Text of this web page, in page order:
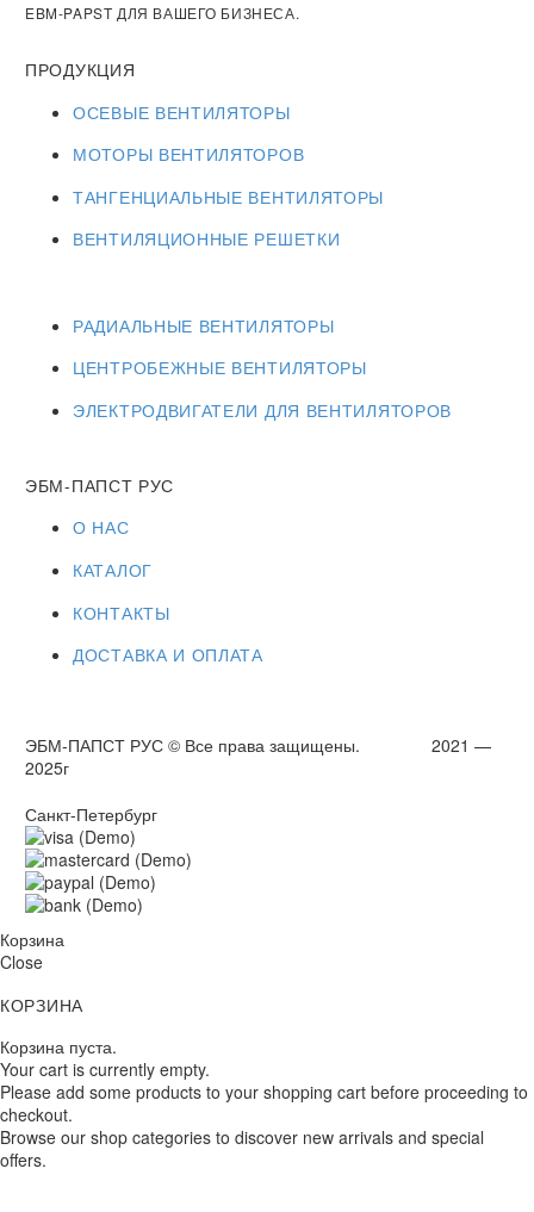
EBM-PAPST ДЛЯ ВАШЕГО БИЗНЕСА.
ПРОДУКЦИЯ
ОСЕВЫЕ ВЕНТИЛЯТОРЫ
МОТОРЫ ВЕНТИЛЯТОРОВ
ТАНГЕНЦИАЛЬНЫЕ ВЕНТИЛЯТОРЫ
ВЕНТИЛЯЦИОННЫЕ РЕШЕТКИ
РАДИАЛЬНЫЕ ВЕНТИЛЯТОРЫ
ЦЕНТРОБЕЖНЫЕ ВЕНТИЛЯТОРЫ
ЭЛЕКТРОДВИГАТЕЛИ ДЛЯ ВЕНТИЛЯТОРОВ
ЭБМ-ПАПСТ РУС
О НАС
КАТАЛОГ
КОНТАКТЫ
ДОСТАВКА И ОПЛАТА
ЭБМ-ПАПСТ РУС © Все права защищены. 2021 —
2025г
Санкт-Петербург
Корзина
Close
КОРЗИНА
Корзина пуста.
Your cart is currently empty.
Please add some products to your shopping cart before proceeding to
checkout.
Browse our shop categories to discover new arrivals and special
offers.